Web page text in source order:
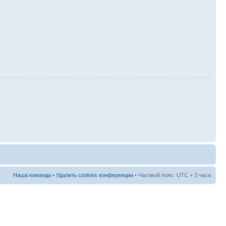
Наша команда • Удалить cookies конференции • Часовой пояс: UTC + 3 часа